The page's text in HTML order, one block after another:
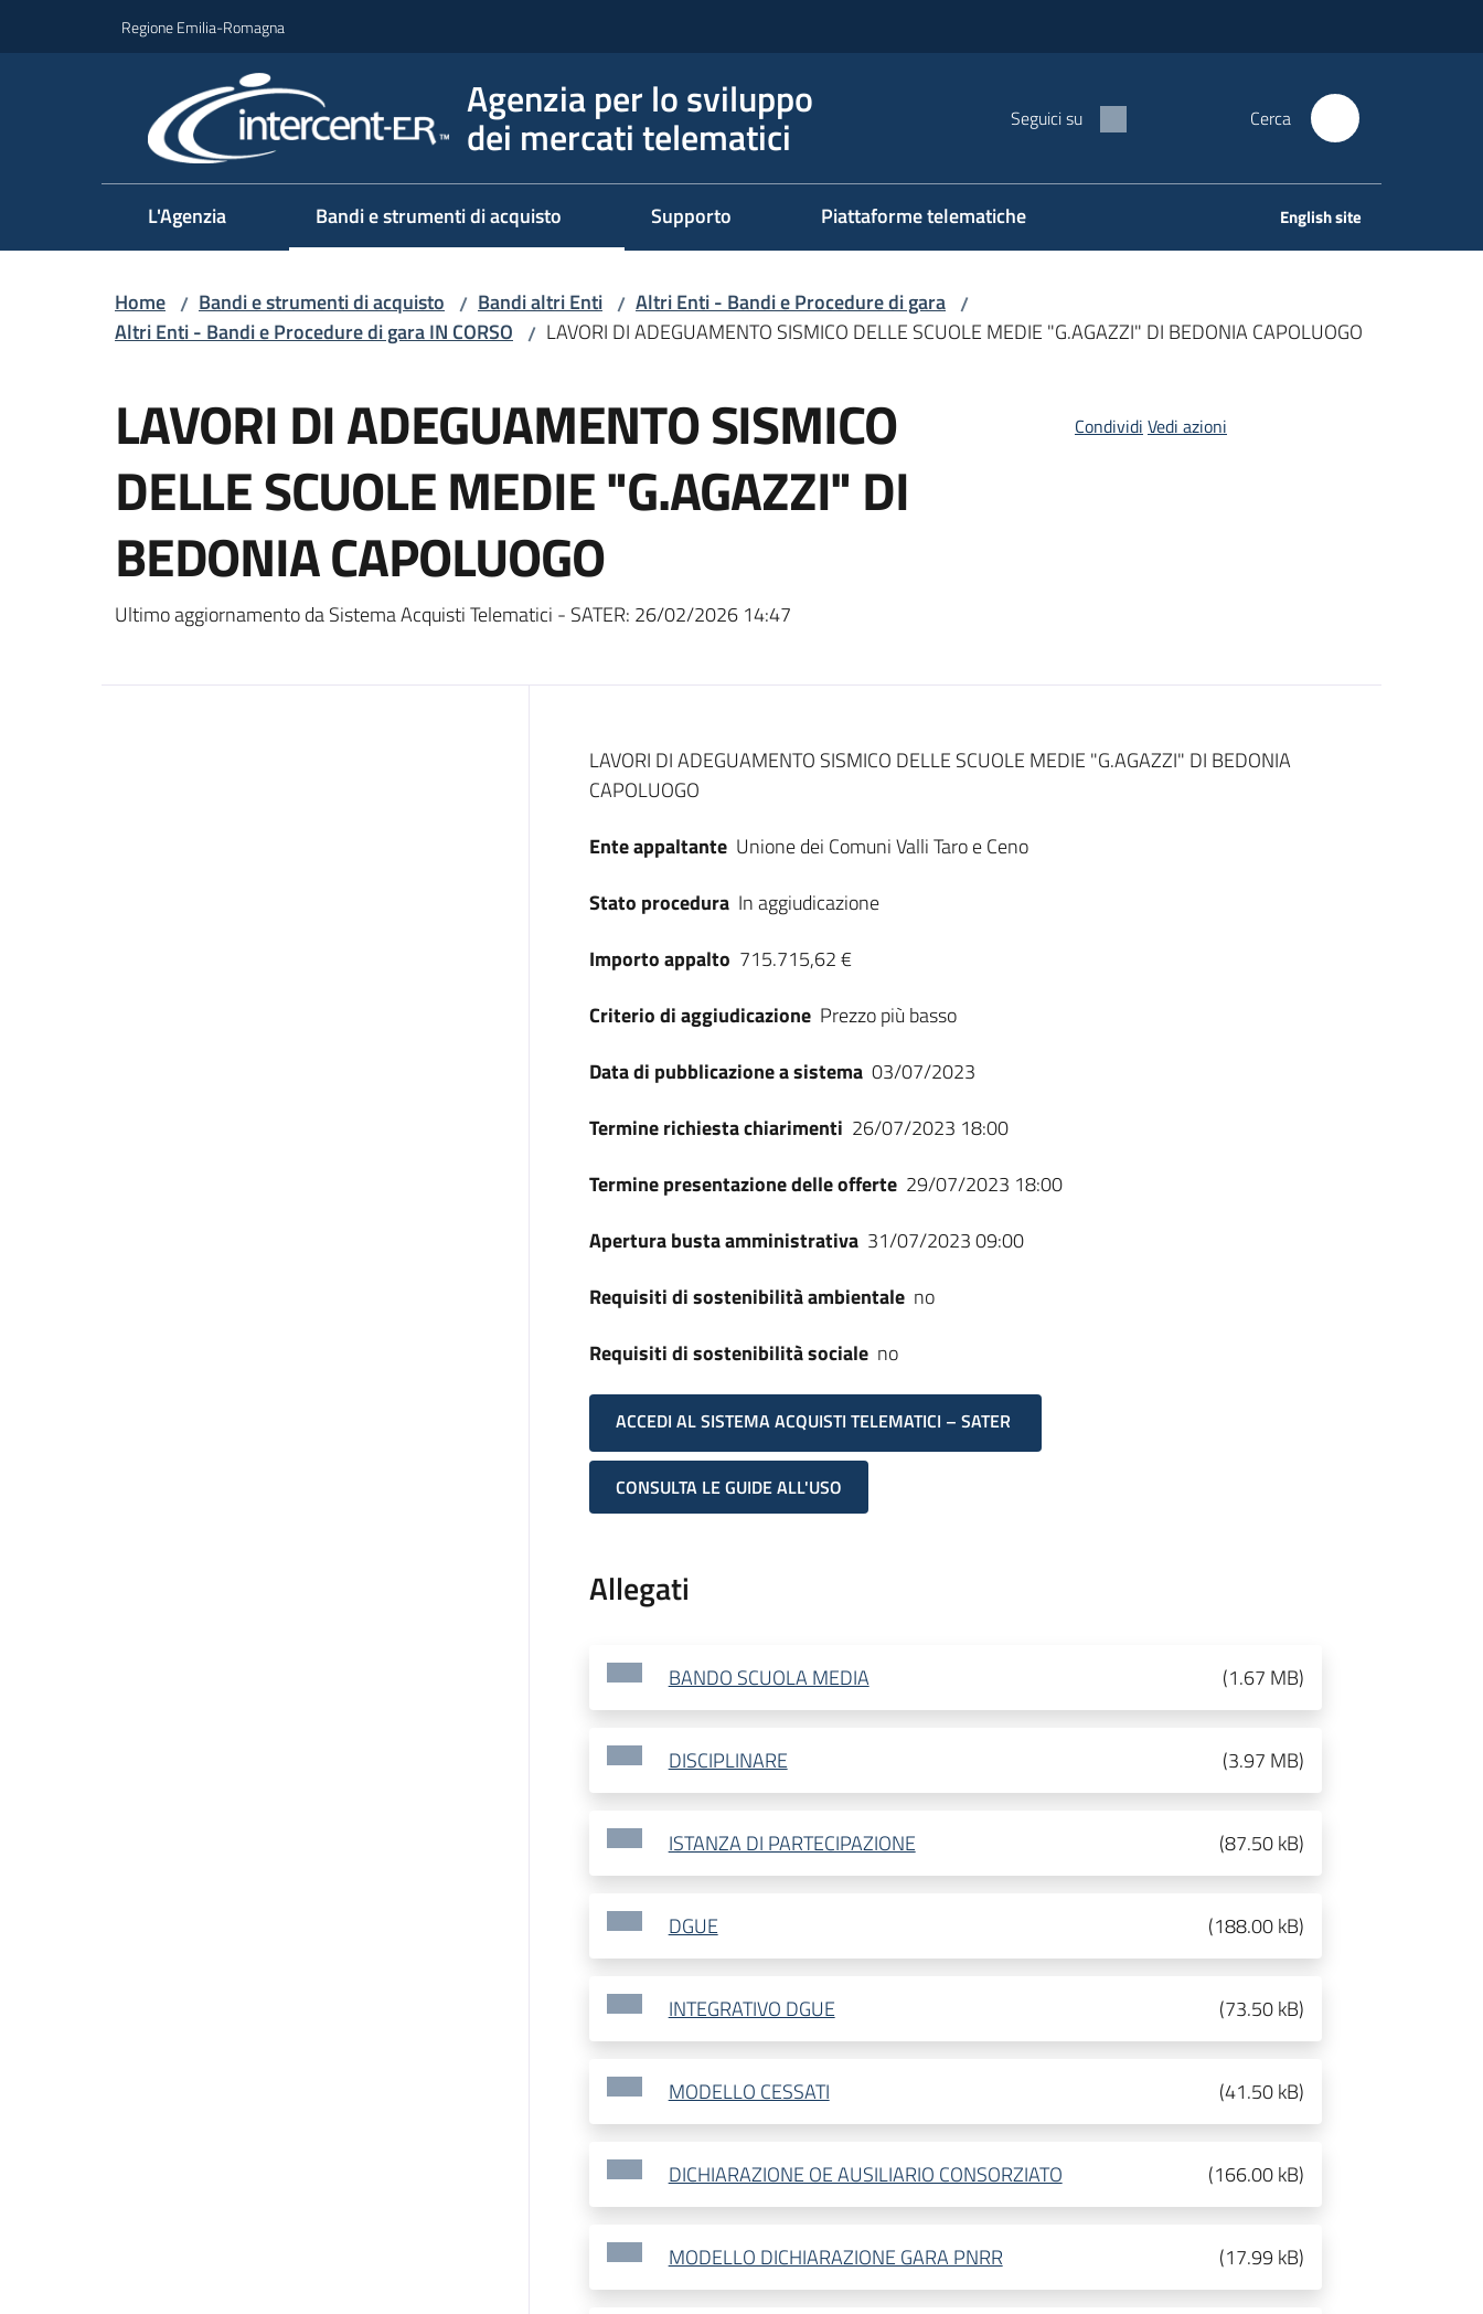
Regione Emilia-Romagna
Agenzia per lo sviluppo
dei mercati telematici Seguici su Cerca
L'Agenzia Bandi e strumenti di acquisto Supporto Piattaforme telematiche English site
Home / Bandi e strumenti di acquisto / Bandi altri Enti / Altri Enti - Bandi e Procedure di gara /
Altri Enti - Bandi e Procedure di gara IN CORSO / LAVORI DI ADEGUAMENTO SISMICO DELLE SCUOLE MEDIE "G.AGAZZI" DI BEDONIA CAPOLUOGO
LAVORI DI ADEGUAMENTO SISMICO
DELLE SCUOLE MEDIE "G.AGAZZI" DI
BEDONIA CAPOLUOGO
Ultimo aggiornamento da Sistema Acquisti Telematici - SATER: 26/02/2026 14:47
Condividi Vedi azioni
Dati del bando
LAVORI DI ADEGUAMENTO SISMICO DELLE SCUOLE MEDIE "G.AGAZZI" DI BEDONIA
CAPOLUOGO
Ente appaltante Unione dei Comuni Valli Taro e Ceno
Stato procedura In aggiudicazione
Importo appalto 715.715,62 €
Criterio di aggiudicazione Prezzo più basso
Data di pubblicazione a sistema 03/07/2023
Termine richiesta chiarimenti 26/07/2023 18:00
Termine presentazione delle offerte 29/07/2023 18:00
Apertura busta amministrativa 31/07/2023 09:00
Requisiti di sostenibilità ambientale no
Requisiti di sostenibilità sociale no
ACCEDI AL SISTEMA ACQUISTI TELEMATICI – SATER
CONSULTA LE GUIDE ALL'USO
Allegati
BANDO SCUOLA MEDIA (1.67 MB)
DISCIPLINARE (3.97 MB)
ISTANZA DI PARTECIPAZIONE (87.50 kB)
DGUE (188.00 kB)
INTEGRATIVO DGUE (73.50 kB)
MODELLO CESSATI (41.50 kB)
DICHIARAZIONE OE AUSILIARIO CONSORZIATO (166.00 kB)
MODELLO DICHIARAZIONE GARA PNRR (17.99 kB)